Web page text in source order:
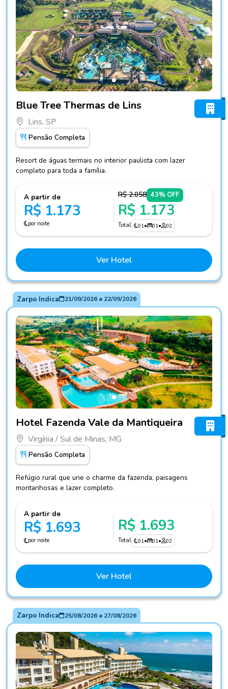
Blue Tree Thermas de Lins
Lins, SP
Pensão Completa
Resort de águas termais no interior paulista com lazer
completo para toda a família.
A partir de
R$ 1.173
por noite
R$ 2.058 43% OFF
R$ 1.173
Total 01• 01• 02
Ver Hotel
Zarpo Indica 21/09/2026a 22/09/2026
Hotel Fazenda Vale da Mantiqueira
Virgínia / Sul de Minas, MG
Pensão Completa
Refúgio rural que une o charme da fazenda, paisagens
montanhosas e lazer completo.
A partir de
R$ 1.693
por noite
R$ 1.693
Total 01• 01• 02
Ver Hotel
Zarpo Indica 25/08/2026a 27/08/2026